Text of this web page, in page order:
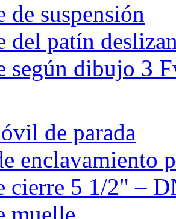
de suspensión
del patín
según dibujo 3
de parada
enclavamiento
cierre 5 1/2" –
muelle